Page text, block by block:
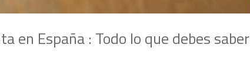
en España : Todo lo que debes saber